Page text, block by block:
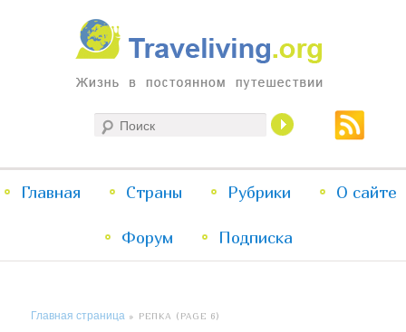
Traveliving
Жизнь в постоянном путешествии
меню
Перейти
к
Перейти
к
Главная Страны Рубрики О сайте
Форум Подписка
Главная страница » РЕПКА (PAGE 6)